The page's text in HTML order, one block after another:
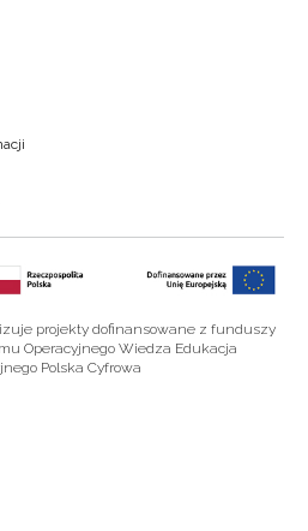
projekty dofinansowane z funduszy
Operacyjnego Wiedza Edukacja
Polska Cyfrowa